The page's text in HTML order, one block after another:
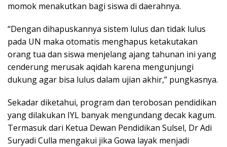
momok menakutkan bagi siswa di daerahnya.
“Dengan dihapuskannya sistem lulus dan tidak lulus
pada UN maka otomatis menghapus ketakutakan
orang tua dan siswa menjelang ajang tahunan ini yang
cenderung merusak aqidah karena mengunjungi
dukung agar bisa lulus dalam ujian akhir,” pungkasnya.
Sekadar diketahui, program dan terobosan pendidikan
yang dilakukan IYL banyak mengundang decak kagum.
Termasuk dari Ketua Dewan Pendidikan Sulsel, Dr Adi
Suryadi Culla mengakui jika Gowa layak menjadi